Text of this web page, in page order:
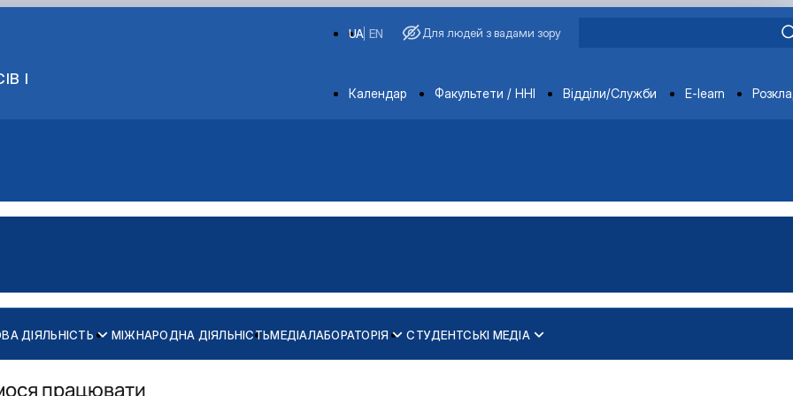
І
EN
UA Для людей з вадами зору
Departments
Календар Факультети / ННІ Відділи/Служби E-learn
ДІЯЛЬНІСТЬ МІЖНАРОДНА ДІЯЛЬНІСТЬМЕДІАЛАБОРАТОРІЯ СТУДЕНТСЬКІ МЕДІА
працювати